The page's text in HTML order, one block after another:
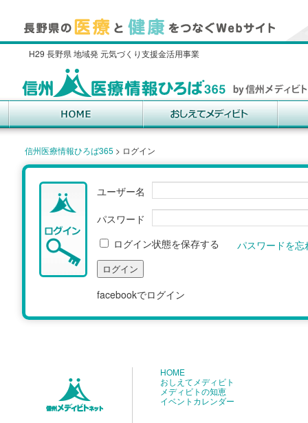
H29 長野県 地域発 元気づくり支援金活用事業
信州医療情報ひろば365 > ログイン
ユーザー名
パスワード
パスワードを
ログイン状態を保存する
facebookでログイン
HOME
おしえてメディビト
メディビトの知恵
イベントカレンダー